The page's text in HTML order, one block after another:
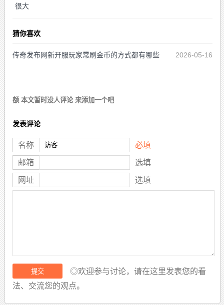
很大
猜你喜欢
2026-05-16
传奇发布网新开服玩家常刷金币的方式都有哪些
额 本文暂时没人评论 来添加一个吧
发表评论
名称 必填
邮箱 选填
网址 选填
◎欢迎参与讨论，请在这里发表您的看
法、交流您的观点。